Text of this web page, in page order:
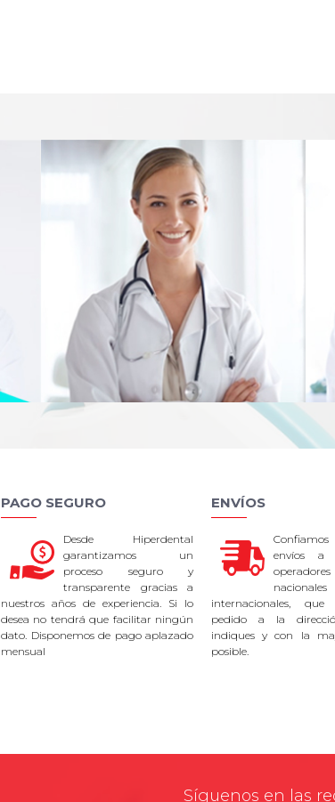
PAGO SEGURO
Desde Hiperdental
garantizamos un
proceso seguro y
transparente gracias a
nuestros años de experiencia. Si lo
desea no tendrá que facilitar ningún
dato. Disponemos de pago aplazado
mensual
ENVÍOS
envíos a
internacionales,
pedido a la
indiques y con la
posible.
Síguenos en las